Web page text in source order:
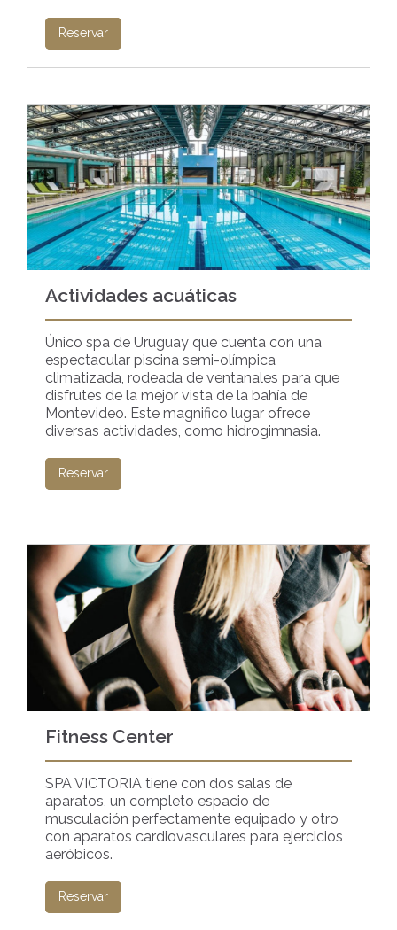
Reservar
Actividades acuáticas
Único spa de Uruguay que cuenta con una
espectacular piscina semi-olímpica
climatizada, rodeada de ventanales para que
disfrutes de la mejor vista de la bahía de
Montevideo. Este magnifico lugar ofrece
diversas actividades, como hidrogimnasia.
Reservar
Fitness Center
SPA VICTORIA tiene con dos salas de
aparatos, un completo espacio de
musculación perfectamente equipado y otro
con aparatos cardiovasculares para ejercicios
aeróbicos.
Reservar